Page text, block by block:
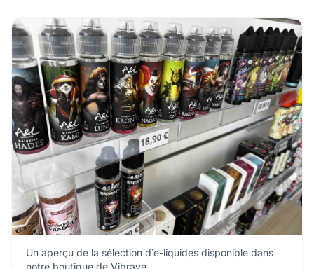
Un aperçu de la sélection d’e-liquides disponible dans
notre boutique de Vibraye.